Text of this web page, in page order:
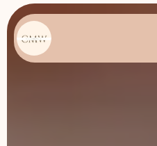
Panneau de gestion des